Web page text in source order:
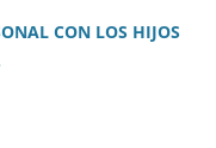
CON LOS HIJOS